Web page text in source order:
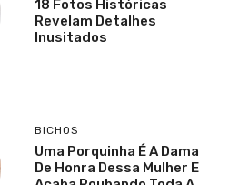
18 Fotos Históricas
Revelam Detalhes
Inusitados
BICHOS
Uma Porquinha É A Dama
De Honra Dessa Mulher E